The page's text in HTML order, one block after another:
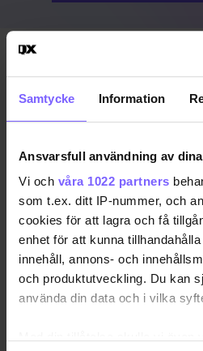
Samtycke Information
Ansvarsfull användning av
Vi och våra 1022 partners
som t.ex. ditt IP-nummer, och
cookies för att lagra och få
enhet för att kunna
innehåll, annons- och
och produktutveckling. Du kan
använda din data och i vilka
Uppdaterad 2023-10-23
HOMOHAT RYSSLAND
VLADIMIR PUTIN
DELA DEN HÄR ARTIKELN